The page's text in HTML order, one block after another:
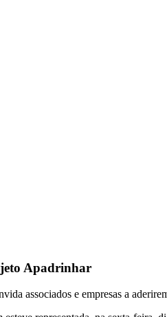
Apadrinhar
associados e empresas a